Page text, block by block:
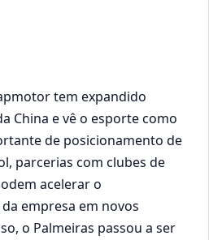
tem expandido
China e vê o esporte como
de posicionamento de
parcerias com clubes de
acelerar o
empresa em novos
o Palmeiras passou a ser